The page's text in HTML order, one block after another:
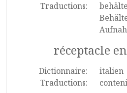
Traductions:
réceptacle
Dictionnaire:
italien
Traductions: